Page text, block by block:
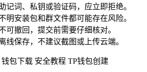
记词、私钥或验证码，应立即拒绝。
明安装包和群文件都可能存在风险。
可撤回，提交前需要仔细核对。
线保存，不建议截图或上传云端。
钱包下载 安全教程 TP钱包创建